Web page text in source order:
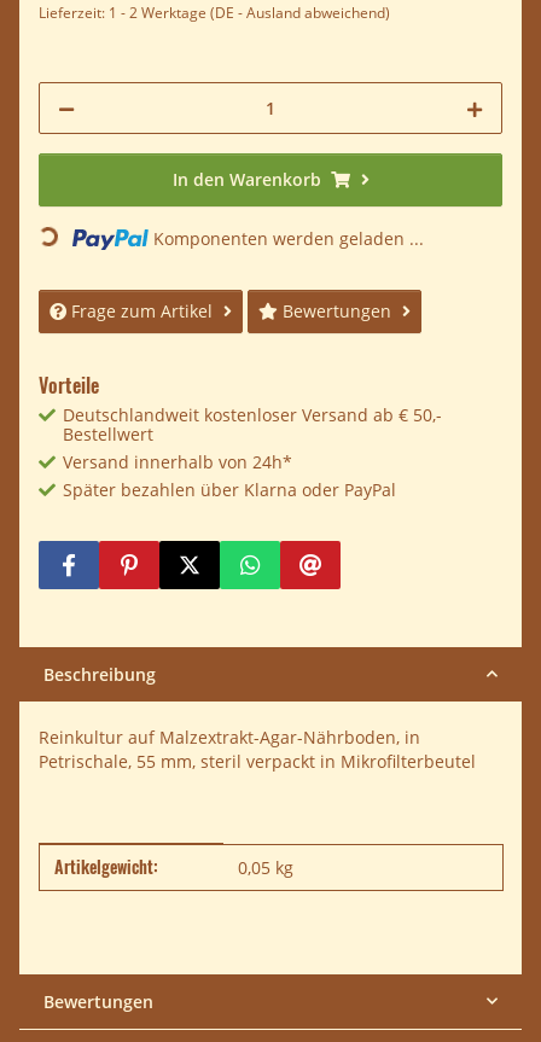
Lieferzeit: 1 - 2 Werktage (DE - Ausland abweichend)
In den Warenkorb
Loading... Komponenten werden geladen ...
Frage zum Artikel Bewertungen
Vorteile
Deutschlandweit kostenloser Versand ab € 50,-
Bestellwert
Versand innerhalb von 24h*
Später bezahlen über Klarna oder PayPal
Beschreibung
Reinkultur auf Malzextrakt-Agar-Nährboden, in
Petrischale, 55 mm, steril verpackt in Mikrofilterbeutel
Produkteigenschaft
Wert
Artikelgewicht: 0,05 kg
Bewertungen